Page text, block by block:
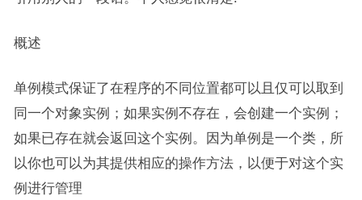
概述
单例模式保证了在程序的不同位置都可以且仅可以取到
同一个对象实例；如果实例不存在，会创建一个实例；
如果已存在就会返回这个实例。因为单例是一个类，所
以你也可以为其提供相应的操作方法，以便于对这个实
例进行管理